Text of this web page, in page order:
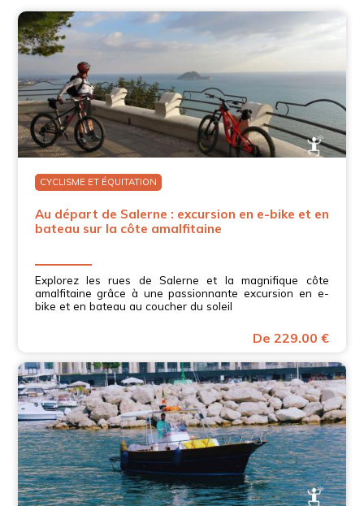
CYCLISME ET ÉQUITATION
Au départ de Salerne : excursion en e-bike et en
bateau sur la côte amalfitaine
Explorez les rues de Salerne et la magnifique côte
amalfitaine grâce à une passionnante excursion en e-
bike et en bateau au coucher du soleil
De 229.00 €